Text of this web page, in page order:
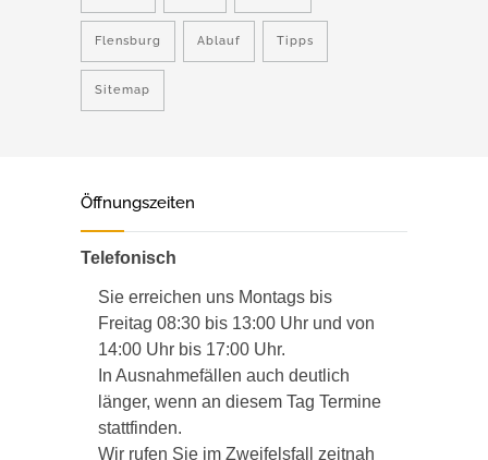
Flensburg Ablauf Tipps
Sitemap
Öffnungszeiten
Telefonisch
Sie erreichen uns Montags bis
Freitag 08:30 bis 13:00 Uhr und von
14:00 Uhr bis 17:00 Uhr.
In Ausnahmefällen auch deutlich
länger, wenn an diesem Tag Termine
stattfinden.
Wir rufen Sie im Zweifelsfall zeitnah